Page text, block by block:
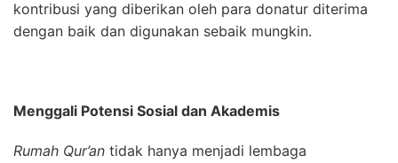
kontribusi yang diberikan oleh para donatur diterima
dengan baik dan digunakan sebaik mungkin.
Menggali Potensi Sosial dan Akademis
Rumah Qur’an tidak hanya menjadi lembaga